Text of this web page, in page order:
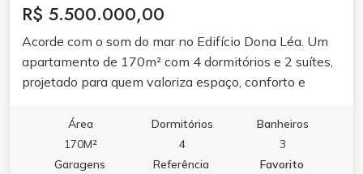
R$ 5.500.000,00
Acorde com o som do mar no Edifício Dona Léa. Um
apartamento de 170m² com 4 dormitórios e 2 suítes,
projetado para quem valoriza espaço, conforto e
varanda gourmet e churrasqueira, cozinha planejada e
ar condicionado garantem praticidade e bem-estar. O
lazer do condomínio completa a experiência com
Área
170M²
Dormitórios
4
Banheiros
3
Garagens
Referência Favorito